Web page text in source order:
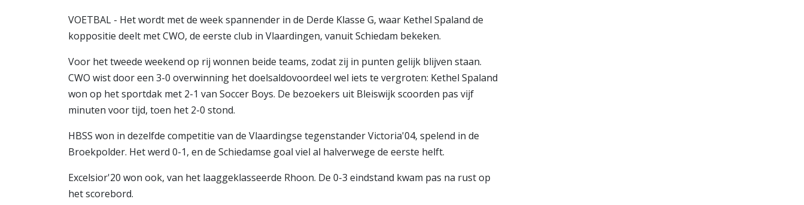
VOETBAL - Het wordt met de week spannender in de Derde Klasse G, waar Kethel Spaland de
koppositie deelt met CWO, de eerste club in Vlaardingen, vanuit Schiedam bekeken.
Voor het tweede weekend op rij wonnen beide teams, zodat zij in punten gelijk blijven staan.
CWO wist door een 3-0 overwinning het doelsaldovoordeel wel iets te vergroten: Kethel Spaland
won op het sportdak met 2-1 van Soccer Boys. De bezoekers uit Bleiswijk scoorden pas vijf
minuten voor tijd, toen het 2-0 stond.
HBSS won in dezelfde competitie van de Vlaardingse tegenstander Victoria'04, spelend in de
Broekpolder. Het werd 0-1, en de Schiedamse goal viel al halverwege de eerste helft.
Excelsior'20 won ook, van het laaggeklasseerde Rhoon. De 0-3 eindstand kwam pas na rust op
het scorebord.